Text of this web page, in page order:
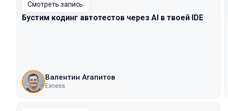
Смотреть запись
Бустим кодинг автотестов через AI в твоей IDE
Валентин Агапитов
Exness